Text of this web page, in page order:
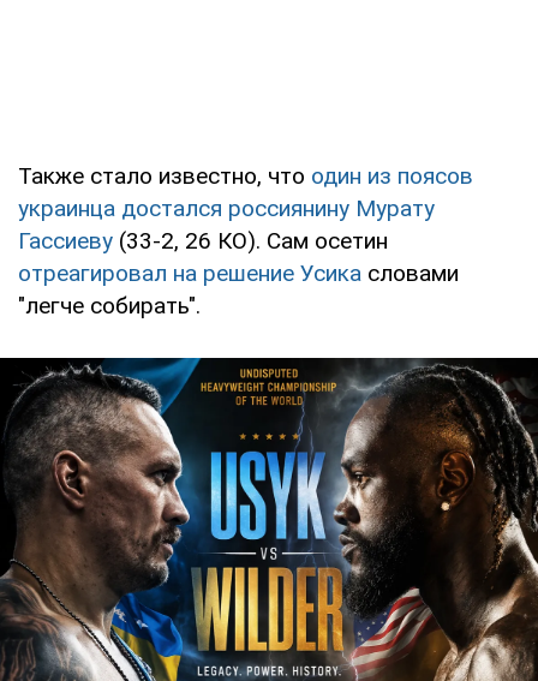
Также стало известно, что один из поясов
украинца достался россиянину Мурату
Гассиеву (33-2, 26 КО). Сам осетин
отреагировал на решение Усика словами
"легче собирать".